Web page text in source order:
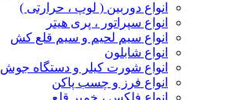
انواع دوربین ( لوپ ، حرارتی )
انواع سپراتور ، پری هیتر
انواع سیم لحیم و سیم قلع کش
انواع شابلون
انواع شورت کیلر و دستگاه جوش
انواع فرز و چسب پاکن
انواع فلکس ، خمیر قلع